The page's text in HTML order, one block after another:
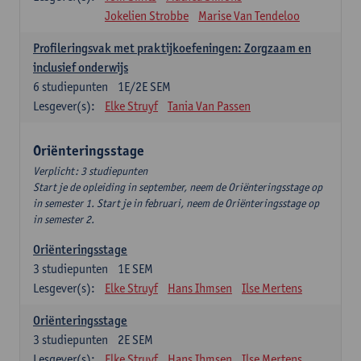
Jokelien Strobbe
Marise Van Tendeloo
Profileringsvak met praktijkoefeningen: Zorgzaam en
inclusief onderwijs
1E/2E SEM
6 studiepunten
Lesgever(s):
Elke Struyf Tania Van Passen
Oriënteringsstage
Verplicht: 3 studiepunten
Start je de opleiding in september, neem de Oriënteringsstage op
in semester 1. Start je in februari, neem de Oriënteringsstage op
in semester 2.
Oriënteringsstage
1E SEM
3 studiepunten
Lesgever(s):
Elke Struyf Hans Ihmsen Ilse Mertens
Oriënteringsstage
2E SEM
3 studiepunten